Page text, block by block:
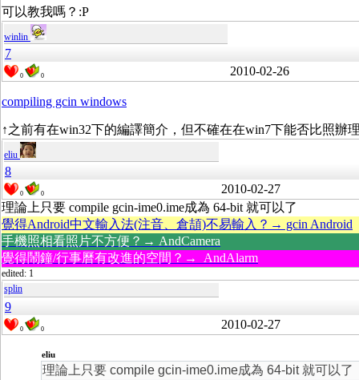
可以教我嗎？:P
winlin
7
0 0 2010-02-26
compiling gcin windows
↑之前有在win32下的編譯簡介，但不確在在win7下能否比照辦
eliu
8
0 0
2010-02-27
理論上只要 compile gcin-ime0.ime成為 64-bit 就可以了
覺得Android中文輸入法(注音、倉頡)不易輸入？→ gcin Android
手機照相看照片不方便？→ AndCamera
覺得鬧鐘/行事曆有改進的空間？→ AndAlarm
edited: 1
splin
9
0 0 2010-02-27
eliu
理論上只要 compile gcin-ime0.ime成為 64-bit 就可以了